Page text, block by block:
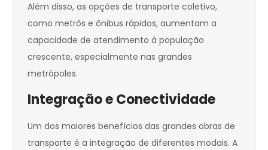
Além disso, as opções de transporte coletivo,
como metrôs e ônibus rápidos, aumentam a
capacidade de atendimento à população
crescente, especialmente nas grandes
metrópoles.
Integração e Conectividade
Um dos maiores benefícios das grandes obras de
transporte é a integração de diferentes modais. A